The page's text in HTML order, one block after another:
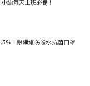
編每天上班必備！
！銀纖維防潑水抗菌口罩